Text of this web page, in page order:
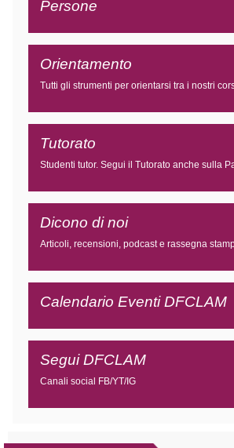
Persone
Orientamento
Tutti gli strumenti per orientarsi tra i nostri
Tutorato
Studenti tutor. Segui il Tutorato anche sulla
Dicono di noi
Articoli, recensioni, podcast e rassegna
Calendario Eventi DFCLAM
Segui DFCLAM
Canali social FB/YT/IG